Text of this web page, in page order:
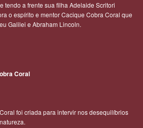
tendo a frente sua filha Adelaide Scritori
o espírito e mentor Cacique Cobra Coral que
Galilei e Abraham Lincoln.
Coral
foi criada para intervir nos desequilíbrios